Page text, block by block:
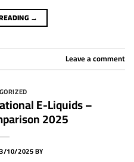
→
Leave a comment
E-Liquids –
2025
10/2025BY